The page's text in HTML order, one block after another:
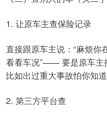
1. 让原车主查保险记录
直接跟原车主说：“麻烦你
看看车况”—— 要是原车主
比如出过重大事故怕你知道
2. 第三方平台查